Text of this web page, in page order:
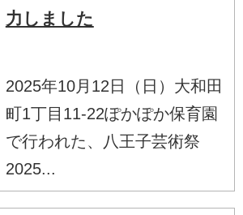
力しました
2025年10月12日（日）大和田
町1丁目11-22ぽかぽか保育園
で行われた、八王子芸術祭
2025...